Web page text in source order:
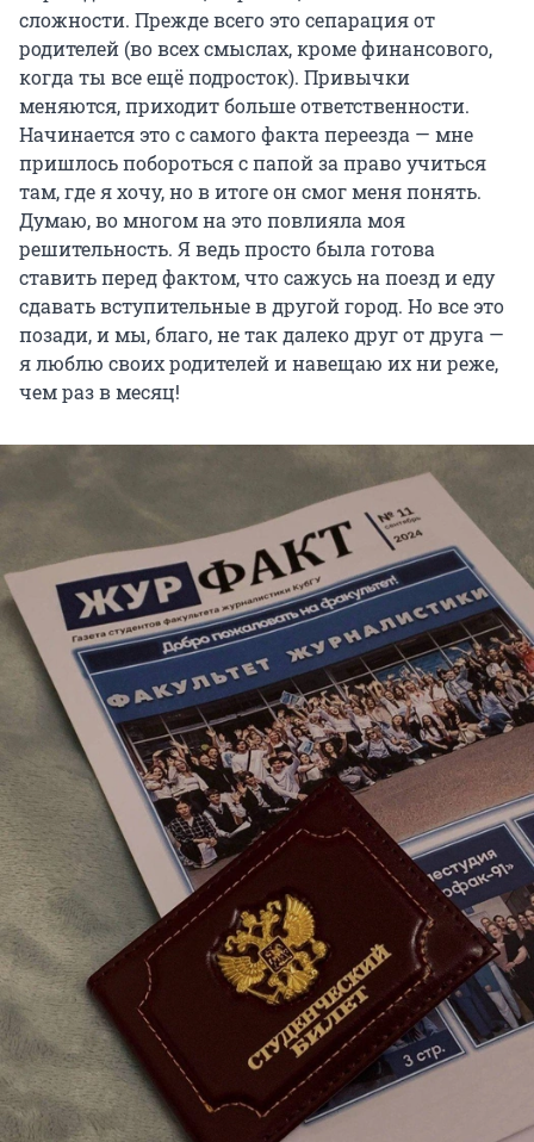
сложности. Прежде всего это сепарация от
родителей (во всех смыслах, кроме финансового,
когда ты все ещё подросток). Привычки
меняются, приходит больше ответственности.
Начинается это с самого факта переезда — мне
пришлось побороться с папой за право учиться
там, где я хочу, но в итоге он смог меня понять.
Думаю, во многом на это повлияла моя
решительность. Я ведь просто была готова
ставить перед фактом, что сажусь на поезд и еду
сдавать вступительные в другой город. Но все это
позади, и мы, благо, не так далеко друг от друга —
я люблю своих родителей и навещаю их ни реже,
чем раз в месяц!